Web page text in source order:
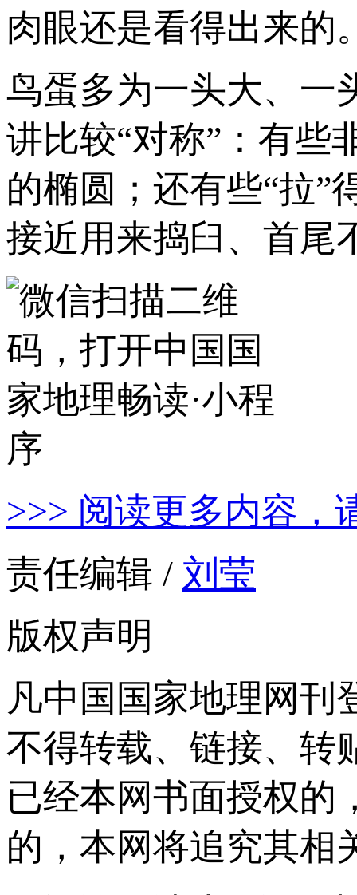
肉眼还是看得出来的
鸟蛋多为一头大、一
讲比较“对称”：有些
的椭圆；还有些“拉”
接近用来捣臼、首尾
>>> 阅读更多内容，
责任编辑 / 刘莹
版权声明
凡中国国家地理网刊
不得转载、链接、转
已经本网书面授权的
的，本网将追究其相